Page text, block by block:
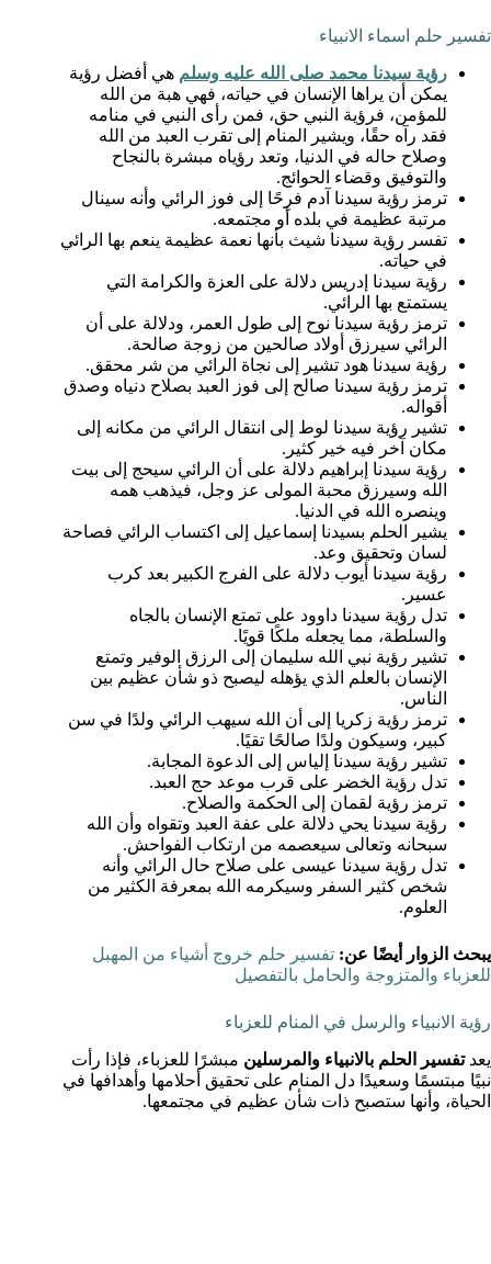
تفسير حلم اسماء الانبياء
رؤية سيدنا محمد صلى الله عليه وسلم هي أفضل رؤية
يمكن أن يراها الإنسان في حياته، فهي هبة من الله
للمؤمن، فرؤية النبي حق، فمن رأى النبي في منامه
فقد رآه حقًا، ويشير المنام إلى تقرب العبد من الله
وصلاح حاله في الدنيا، وتعد رؤياه مبشرة بالنجاح
والتوفيق وقضاء الحوائج.
ترمز رؤية سيدنا آدم فرِحًا إلى فوز الرائي وأنه سينال
مرتبة عظيمة في بلده أو مجتمعه.
تفسر رؤية سيدنا شيث بأنها نعمة عظيمة ينعم بها الرائي
في حياته.
رؤية سيدنا إدريس دلالة على العزة والكرامة التي
يستمتع بها الرائي.
ترمز رؤية سيدنا نوح إلى طول العمر، ودلالة على أن
الرائي سيرزق أولاد صالحين من زوجة صالحة.
رؤية سيدنا هود تشير إلى نجاة الرائي من شر محقق.
ترمز رؤية سيدنا صالح إلى فوز العبد بصلاح دنياه وصدق
أقواله.
تشير رؤية سيدنا لوط إلى انتقال الرائي من مكانه إلى
مكان آخر فيه خير كثير.
رؤية سيدنا إبراهيم دلالة على أن الرائي سيحج إلى بيت
الله وسيرزق محبة المولى عز وجل، فيذهب همه
وينصره الله في الدنيا.
يشير الحلم بسيدنا إسماعيل إلى اكتساب الرائي فصاحة
لسان وتحقيق وعد.
رؤية سيدنا أيوب دلالة على الفرج الكبير بعد كرب
عسير.
تدل رؤية سيدنا داوود على تمتع الإنسان بالجاه
والسلطة، مما يجعله ملكًا قويًا.
تشير رؤية نبي الله سليمان إلى الرزق الوفير وتمتع
الإنسان بالعلم الذي يؤهله ليصبح ذو شأن عظيم بين
الناس.
ترمز رؤية زكريا إلى أن الله سيهب الرائي ولدًا في سن
كبير، وسيكون ولدًا صالحًا تقيًا.
تشير رؤية سيدنا إلياس إلى الدعوة المجابة.
تدل رؤية الخضر على قرب موعد حج العبد.
ترمز رؤية لقمان إلى الحكمة والصلاح.
رؤية سيدنا يحي دلالة على عفة العبد وتقواه وأن الله
سبحانه وتعالى سيعصمه من ارتكاب الفواحش.
تدل رؤية سيدنا عيسى على صلاح حال الرائي وأنه
شخص كثير السفر وسيكرمه الله بمعرفة الكثير من
العلوم.
يبحث الزوار أيضًا عن: تفسير حلم خروج أشياء من المهبل
للعزباء والمتزوجة والحامل بالتفصيل
رؤية الانبياء والرسل في المنام للعزباء
يعدتفسير الحلم بالانبياء والمرسلين مبشرًا للعزباء، فإذا رأت
نبيًا مبتسمًا وسعيدًا دل المنام على تحقيق أحلامها وأهدافها في
الحياة، وأنها ستصبح ذات شأن عظيم في مجتمعها.